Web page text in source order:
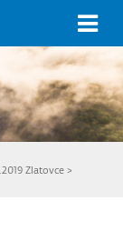
Zlatovce>